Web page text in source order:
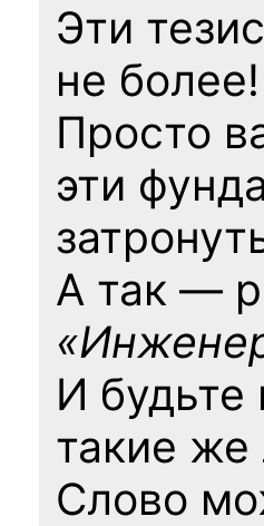
Эти
не более!
Просто
эти
А так —
И
такие
Слово